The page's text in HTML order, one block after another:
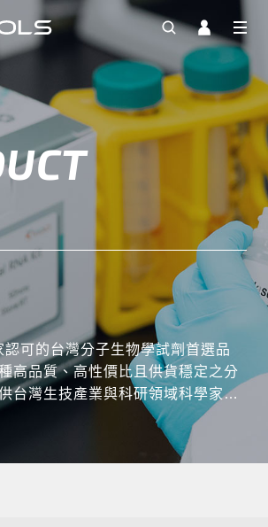
可的台灣分子生物學試劑首選品
高品質、高性價比且供貨穩定之分
台灣生技產業與科研領域科學家最